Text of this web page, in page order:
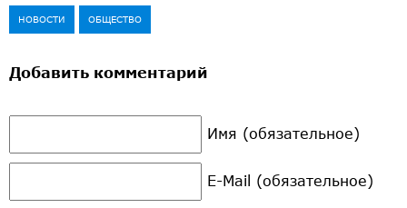
НОВОСТИ ОБЩЕСТВО
Добавить комментарий
Имя (обязательное)
E-Mail (обязательное)